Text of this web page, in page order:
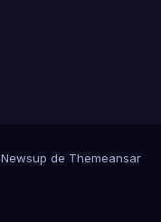
Newsup de Themeansar